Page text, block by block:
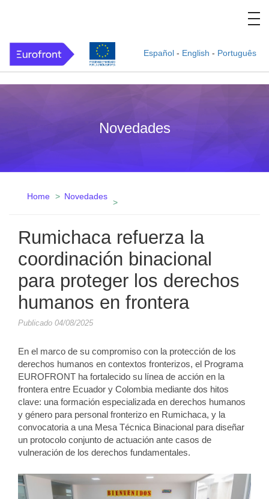
Español - English - Português
Novedades
Home Novedades
Rumichaca refuerza la
coordinación binacional
para proteger los derechos
humanos en frontera
Publicado 04/08/2025
En el marco de su compromiso con la protección de los
derechos humanos en contextos fronterizos, el Programa
EUROFRONT ha fortalecido su línea de acción en la
frontera entre Ecuador y Colombia mediante dos hitos
clave: una formación especializada en derechos humanos
y género para personal fronterizo en Rumichaca, y la
convocatoria a una Mesa Técnica Binacional para diseñar
un protocolo conjunto de actuación ante casos de
vulneración de los derechos fundamentales.